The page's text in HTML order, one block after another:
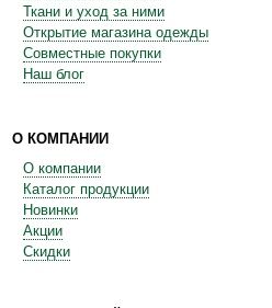
Ткани и уход за ними
Открытие магазина одежды
Совместные покупки
Наш блог
О КОМПАНИИ
О компании
Каталог продукции
Новинки
Акции
Скидки